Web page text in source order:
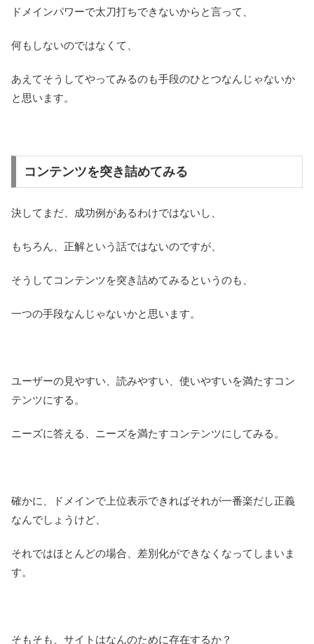
ドメインパワーで太刀打ちできないからと言って、
何もしないのではなくて、
あえてそうしてやってみるのも手段のひとつなんじゃないか
と思います。
コンテンツを突き詰めてみる
決してまだ、成功例があるわけではないし、
もちろん、正解という話ではないのですが、
そうしてコンテンツを突き詰めてみるというのも、
一つの手段なんじゃないかと思います。
ユーザーの見やすい、読みやすい、使いやすいを満たすコン
テンツにする。
ニーズに答える、ニーズを満たすコンテンツにしてみる。
確かに、ドメインで上位表示できればそれが一番楽だし正義
なんでしょうけど、
それではほとんどの場合、差別化ができなくなってしまいま
す。
そもそも、サイトはなんのために存在するか？